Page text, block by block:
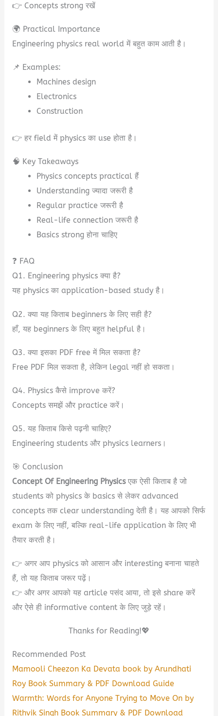
👉 Concepts strong रखें
🌍 Practical Importance
Engineering physics real world में बहुत काम आती है।
📌 Examples:
Machines design
Electronics
Construction
👉 हर field में physics का use होता है।
🧠 Key Takeaways
Physics concepts practical हैं
Understanding ज्यादा जरूरी है
Regular practice जरूरी है
Real-life connection जरूरी है
Basics strong होना चाहिए
❓ FAQ
Q1. Engineering physics क्या है?
यह physics का application-based study है।
Q2. क्या यह किताब beginners के लिए सही है?
हाँ, यह beginners के लिए बहुत helpful है।
Q3. क्या इसका PDF free में मिल सकता है?
Free PDF मिल सकता है, लेकिन legal नहीं हो सकता।
Q4. Physics कैसे improve करें?
Concepts समझें और practice करें।
Q5. यह किताब किसे पढ़नी चाहिए?
Engineering students और physics learners।
🎯 Conclusion
Concept Of Engineering Physicsएक ऐसी किताब है जो
students को physics के basics से लेकर advanced
concepts तक clear understanding देती है। यह आपको सिर्फ
exam के लिए नहीं, बल्कि real-life application के लिए भी
तैयार करती है।
👉 अगर आप physics को आसान और interesting बनाना चाहते
हैं, तो यह किताब जरूर पढ़ें।
👉 और अगर आपको यह article पसंद आया, तो इसे share करें
और ऐसे ही informative content के लिए जुड़े रहें।
Thanks for Reading!💖
Recommended Post
Mamooli Cheezon Ka Devata book by Arundhati
Roy Book Summary & PDF Download Guide
Warmth: Words for Anyone Trying to Move On by
Rithvik Singh Book Summary & PDF Download